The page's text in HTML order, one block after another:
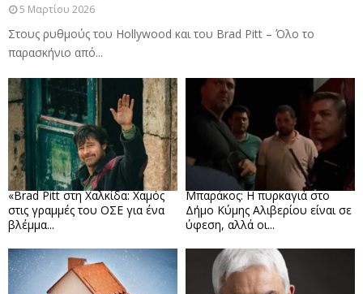
5 Μαρτίου 2026
Στους ρυθμούς του Hollywood και του Brad Pitt – Όλο το
παρασκήνιο από...
«Brad Pitt στη Χαλκίδα: Χαμός
στις γραμμές του ΟΣΕ για ένα
βλέμμα...
Μπαράκος: Η πυρκαγιά στο
Δήμο Κύμης Αλιβερίου είναι σε
ύφεση, αλλά οι...